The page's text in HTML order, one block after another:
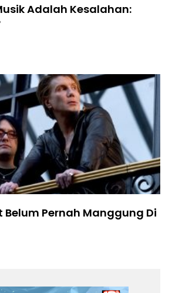
Adalah Kesalahan:
Belum Pernah Manggung Di